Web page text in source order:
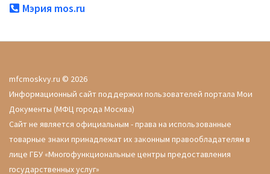
Мэрия mos.ru
mfcmoskvy.ru © 2026
Информационный сайт поддержки пользователей портала Мои
Документы (МФЦ города Москва)
Сайт не является официальным - права на использованные
товарные знаки принадлежат их законным правообладателям в
лице ГБУ «Многофункциональные центры предоставления
государственных услуг»